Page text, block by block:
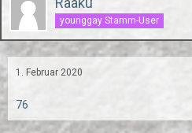
younggay Stamm-User
1. Februar 2020
76